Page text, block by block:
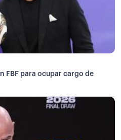
FBF para ocupar cargo de